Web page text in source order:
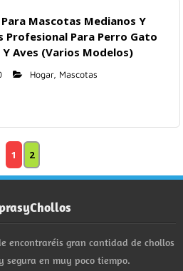
Mascotas Medianos Y
Profesional Para Perro Gato
Aves (Varios Modelos)
Hogar, Mascotas
1 2
encontraréis gran cantidad de chollos
segura en muy poco tiempo.